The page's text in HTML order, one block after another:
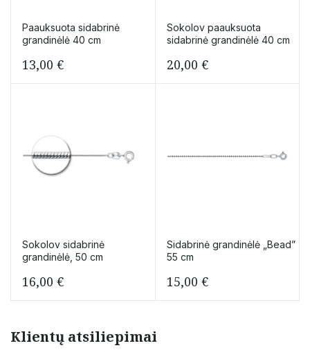
Paauksuota sidabrinė
grandinėlė 40 cm
13,00 €
Sokolov paauksuota
sidabrinė grandinėlė 40 cm
20,00 €
Sokolov sidabrinė
grandinėlė, 50 cm
16,00 €
Sidabrinė grandinėlė „Bead”
55 cm
15,00 €
Klientų atsiliepimai